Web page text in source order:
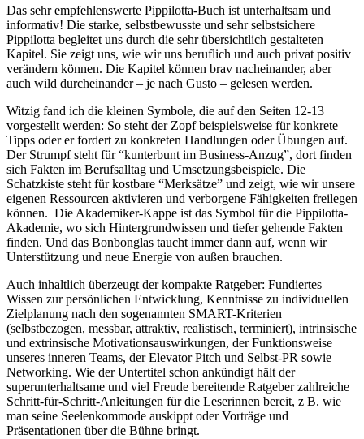
Das sehr empfehlenswerte Pippilotta-Buch ist unterhaltsam und
informativ! Die starke, selbstbewusste und sehr selbstsichere
Pippilotta begleitet uns durch die sehr übersichtlich gestalteten
Kapitel. Sie zeigt uns, wie wir uns beruflich und auch privat positiv
verändern können. Die Kapitel können brav nacheinander, aber
auch wild durcheinander – je nach Gusto – gelesen werden.
Witzig fand ich die kleinen Symbole, die auf den Seiten 12-13
vorgestellt werden: So steht der Zopf beispielsweise für konkrete
Tipps oder er fordert zu konkreten Handlungen oder Übungen auf.
Der Strumpf steht für “kunterbunt im Business-Anzug”, dort finden
sich Fakten im Berufsalltag und Umsetzungsbeispiele. Die
Schatzkiste steht für kostbare “Merksätze” und zeigt, wie wir unsere
eigenen Ressourcen aktivieren und verborgene Fähigkeiten freilegen
können. Die Akademiker-Kappe ist das Symbol für die Pippilotta-
Akademie, wo sich Hintergrundwissen und tiefer gehende Fakten
finden. Und das Bonbonglas taucht immer dann auf, wenn wir
Unterstützung und neue Energie von außen brauchen.
Auch inhaltlich überzeugt der kompakte Ratgeber: Fundiertes
Wissen zur persönlichen Entwicklung, Kenntnisse zu individuellen
Zielplanung nach den sogenannten SMART-Kriterien
(selbstbezogen, messbar, attraktiv, realistisch, terminiert), intrinsische
und extrinsische Motivationsauswirkungen, der Funktionsweise
unseres inneren Teams, der Elevator Pitch und Selbst-PR sowie
Networking. Wie der Untertitel schon ankündigt hält der
superunterhaltsame und viel Freude bereitende Ratgeber zahlreiche
Schritt-für-Schritt-Anleitungen für die Leserinnen bereit, z B. wie
man seine Seelenkommode auskippt oder Vorträge und
Präsentationen über die Bühne bringt.